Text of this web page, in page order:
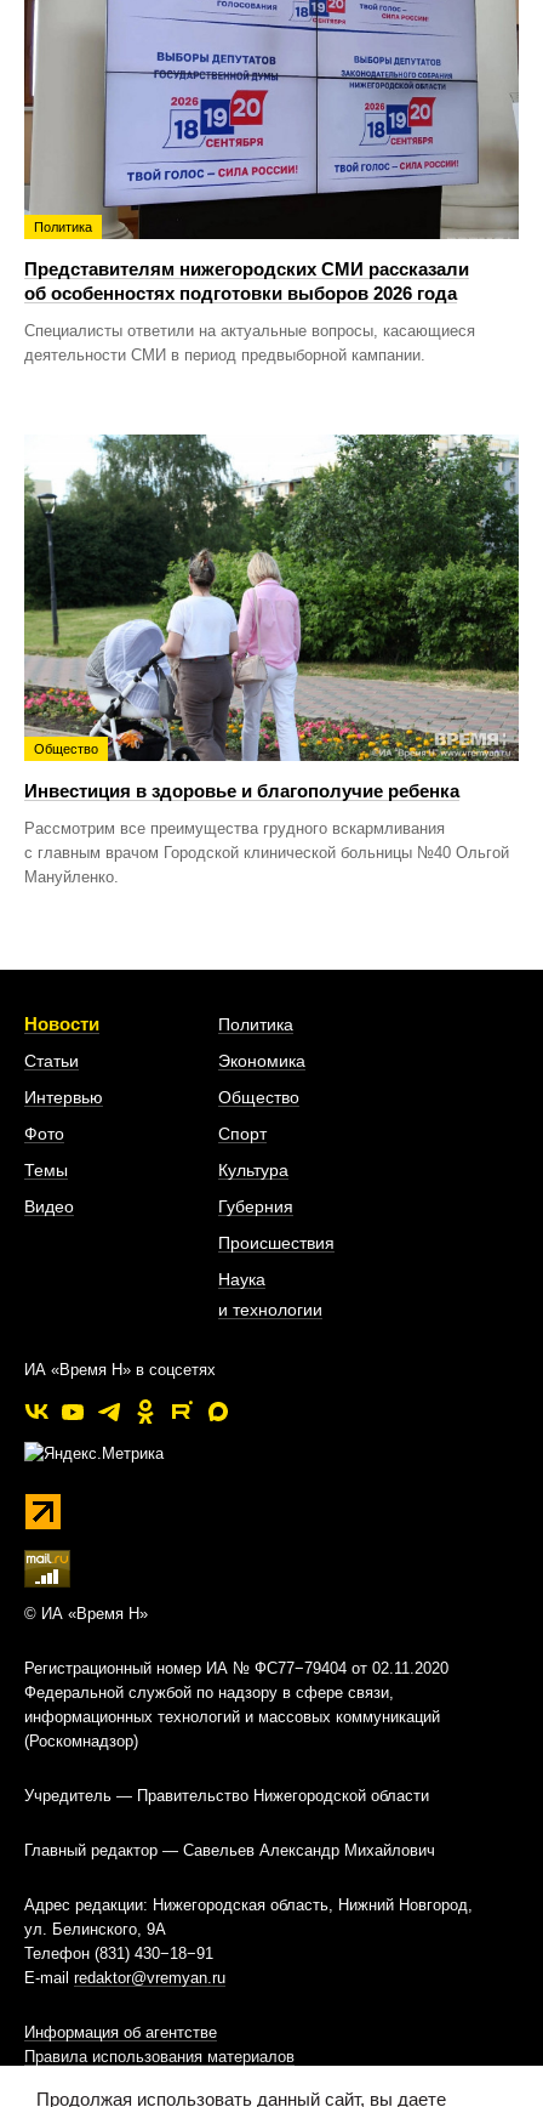
Политика
Представителям нижегородских СМИ рассказали
об особенностях подготовки выборов 2026 года
Специалисты ответили на актуальные вопросы, касающиеся
деятельности СМИ в период предвыборной кампании.
Общество
Инвестиция в здоровье и благополучие ребенка
Рассмотрим все преимущества грудного вскармливания
с главным врачом Городской клинической больницы №40 Ольгой
Мануйленко.
Новости
Статьи
Интервью
Фото
Темы
Видео
Политика
Экономика
Общество
Спорт
Культура
Губерния
Происшествия
Наука
и технологии
ИА «Время Н» в соцсетях
© ИА «Время Н»
Регистрационный номер ИА № ФС77−79404 от 02.11.2020
Федеральной службой по надзору в сфере связи,
информационных технологий и массовых коммуникаций
(Роскомнадзор)
Учредитель — Правительство Нижегородской области
Главный редактор — Савельев Александр Михайлович
Адрес редакции: Нижегородская область, Нижний Новгород,
ул. Белинского, 9А
Телефон (831) 430−18−91
E-mail redaktor@vremyan.ru
Информация об агентстве
Правила использования материалов
Продолжая использовать данный сайт, вы даете